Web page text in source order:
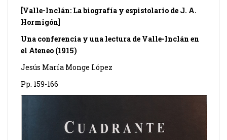
[Valle-Inclán: La biografía y espistolario de J. A.
Hormigón]
Una conferencia y una lectura de Valle-Inclán en
el Ateneo (1915)
Jesús María Monge López
Pp. 159-166